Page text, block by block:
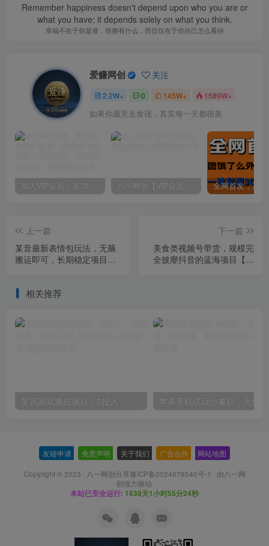
Remember happiness doesn't depend upon who you are or
what you have; it depends solely on what you think.
幸福不在于你是谁，你拥有什么，而仅仅在于你自己怎么看待
爱赚网创 关注
2.2W+ 0 145W+ 1589W+
如果你愿意去发现，其实每一天都很美
加入VIP会员，享70%的推广提成，免费学习多种网上创业课程，菜鸟秒变大神！ 八一网创【VIP会员专属交流群】
上一篇
某音最新表情包玩法，无脑
搬运即可，长期稳定项目，
下一篇
美食类视频号带货，规模完
全披靡抖音的蓝海项目【内
相关推荐
某讯游戏搬砖项目，0投入，可以挂机，轻松上手,月入3000+上不封顶
友链申请 免责声明 关于我们 广告合作 网站地图
Copyright © 2023 · 八一网创分享豫ICP备2024076540号-1 · 由八一网
创强力驱动.
本站已安全运行: 1638天1小时55分24秒